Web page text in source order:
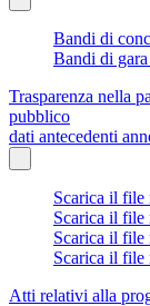
Bandi di
Bandi di
Trasparenza nella
pubblico
dati antecedenti
Scarica il file
Scarica il
Scarica il
Scarica il
Atti relativi alla